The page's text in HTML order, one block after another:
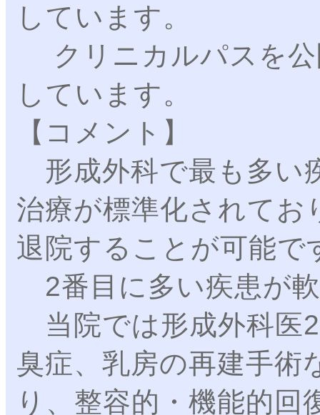
しています。
クリニカルパスを公
しています。
【コメント】
形成外科で最も多い
治療が標準化されてお
退院することが可能で
2番目に多い疾患が
当院では形成外科医
臭症、乳房の再建手術
り、整容的・機能的